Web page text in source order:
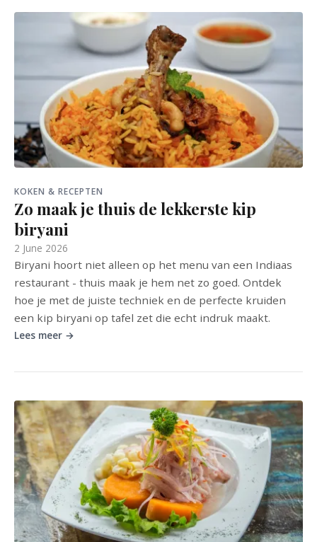
KOKEN & RECEPTEN
Zo maak je thuis de lekkerste kip
biryani
2 June 2026
Biryani hoort niet alleen op het menu van een Indiaas
restaurant - thuis maak je hem net zo goed. Ontdek
hoe je met de juiste techniek en de perfecte kruiden
een kip biryani op tafel zet die echt indruk maakt.
Lees meer →